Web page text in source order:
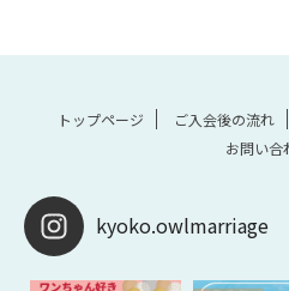
トップページ ご入会後の流れ
お問い合
kyoko.owlmarriage